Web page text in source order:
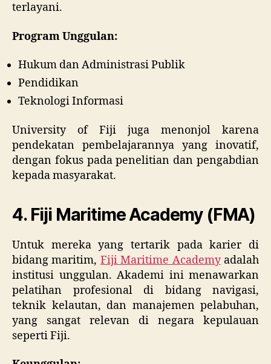
terlayani.
Program Unggulan:
Hukum dan Administrasi Publik
Pendidikan
Teknologi Informasi
University of Fiji juga menonjol karena
pendekatan pembelajarannya yang inovatif,
dengan fokus pada penelitian dan pengabdian
kepada masyarakat.
4. Fiji Maritime Academy (FMA)
Untuk mereka yang tertarik pada karier di
bidang maritim, Fiji Maritime Academyadalah
institusi unggulan. Akademi ini menawarkan
pelatihan profesional di bidang navigasi,
teknik kelautan, dan manajemen pelabuhan,
yang sangat relevan di negara kepulauan
seperti Fiji.